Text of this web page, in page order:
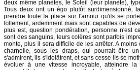
deux même planètes, le Soleil (leur planète),
Tous deux ont un égo plutôt surdimensionné,
prendre toute la place sur l'amour qu'ils se
follement, ardemment mais sont capables de
plus est, question pondération, personne n'est
sont des sanguins, leurs colères sont parfois
monte, plus il sera difficile de les arrêter. A
charnelle, sous les draps, qui pourrait être
s'admirent, ils s'idolâtrent, et sans cesse ils se
évoluer à une vitesse incroyable, atteindre la